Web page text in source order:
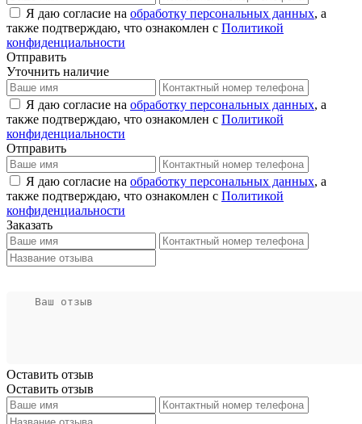
Я даю согласие на обработку персональных данных, а
также подтверждаю, что ознакомлен с Политикой
конфиденциальности
Отправить
Уточнить наличие
Я даю согласие на обработку персональных данных, а
также подтверждаю, что ознакомлен с Политикой
конфиденциальности
Отправить
Я даю согласие на обработку персональных данных, а
также подтверждаю, что ознакомлен с Политикой
конфиденциальности
Заказать
Оставить отзыв
Оставить отзыв